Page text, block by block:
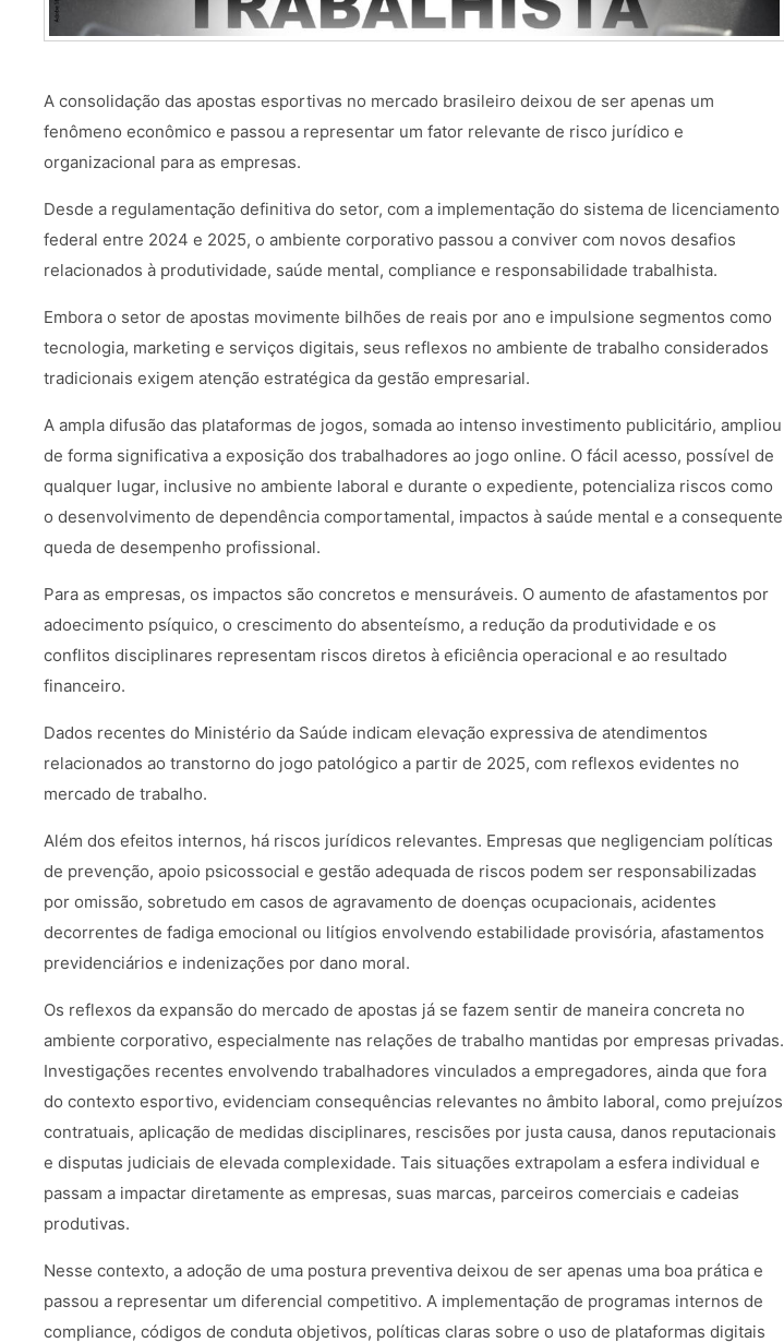
A consolidação das apostas esportivas no mercado brasileiro deixou de ser apenas um
fenômeno econômico e passou a representar um fator relevante de risco jurídico e
organizacional para as empresas.
Desde a regulamentação definitiva do setor, com a implementação do sistema de licenciamento
federal entre 2024 e 2025, o ambiente corporativo passou a conviver com novos desafios
relacionados à produtividade, saúde mental, compliance e responsabilidade trabalhista.
Embora o setor de apostas movimente bilhões de reais por ano e impulsione segmentos como
tecnologia, marketing e serviços digitais, seus reflexos no ambiente de trabalho considerados
tradicionais exigem atenção estratégica da gestão empresarial.
A ampla difusão das plataformas de jogos, somada ao intenso investimento publicitário, ampliou
de forma significativa a exposição dos trabalhadores ao jogo online. O fácil acesso, possível de
qualquer lugar, inclusive no ambiente laboral e durante o expediente, potencializa riscos como
o desenvolvimento de dependência comportamental, impactos à saúde mental e a consequente
queda de desempenho profissional.
Para as empresas, os impactos são concretos e mensuráveis. O aumento de afastamentos por
adoecimento psíquico, o crescimento do absenteísmo, a redução da produtividade e os
conflitos disciplinares representam riscos diretos à eficiência operacional e ao resultado
financeiro.
Dados recentes do Ministério da Saúde indicam elevação expressiva de atendimentos
relacionados ao transtorno do jogo patológico a partir de 2025, com reflexos evidentes no
mercado de trabalho.
Além dos efeitos internos, há riscos jurídicos relevantes. Empresas que negligenciam políticas
de prevenção, apoio psicossocial e gestão adequada de riscos podem ser responsabilizadas
por omissão, sobretudo em casos de agravamento de doenças ocupacionais, acidentes
decorrentes de fadiga emocional ou litígios envolvendo estabilidade provisória, afastamentos
previdenciários e indenizações por dano moral.
Os reflexos da expansão do mercado de apostas já se fazem sentir de maneira concreta no
ambiente corporativo, especialmente nas relações de trabalho mantidas por empresas privadas.
Investigações recentes envolvendo trabalhadores vinculados a empregadores, ainda que fora
do contexto esportivo, evidenciam consequências relevantes no âmbito laboral, como prejuízos
contratuais, aplicação de medidas disciplinares, rescisões por justa causa, danos reputacionais
e disputas judiciais de elevada complexidade. Tais situações extrapolam a esfera individual e
passam a impactar diretamente as empresas, suas marcas, parceiros comerciais e cadeias
produtivas.
Nesse contexto, a adoção de uma postura preventiva deixou de ser apenas uma boa prática e
passou a representar um diferencial competitivo. A implementação de programas internos de
compliance, códigos de conduta objetivos, políticas claras sobre o uso de plataformas digitais